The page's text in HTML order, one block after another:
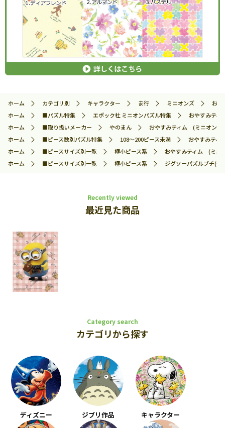
ホーム カテゴリ別 キャラクター ま行 ミニオンズ
お
ホーム
■パズル特集 エポック社 ミニオンパズル特集
おやすみテ
ホーム
■取り扱いメーカー やのまん
おやすみティム (ミニオン
ホーム
■ピース数別パズル特集 108～200ピース未満
おやすみテ
ホーム
■ピースサイズ別一覧 極小ピース系
おやすみティム (ミニ
ホーム
■ピースサイズ別一覧 極小ピース系 ジグソーパズルプチ(や
Recently viewed
最近見た商品
Category search
カテゴリから探す
ディズニー ジブリ作品 キャラクター